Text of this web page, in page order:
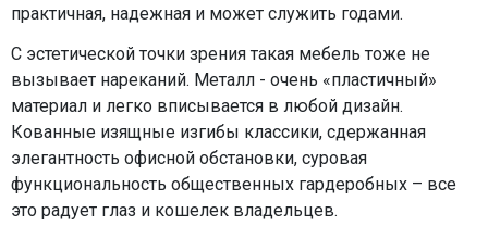
практичная, надежная и может служить годами.
С эстетической точки зрения такая мебель тоже не
вызывает нареканий. Металл - очень «пластичный»
материал и легко вписывается в любой дизайн.
Кованные изящные изгибы классики, сдержанная
элегантность офисной обстановки, суровая
функциональность общественных гардеробных – все
это радует глаз и кошелек владельцев.